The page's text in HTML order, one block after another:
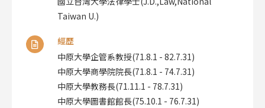
Taiwan U.)​
經歷
中原大學企管系教授(71.8.1 - 82.7.31)
中原大學商學院院長(71.8.1 - 74.7.31)
中原大學教務長(71.11.1 - 78.7.31)
中原大學圖書館館長(75.10.1 - 76.7.31)